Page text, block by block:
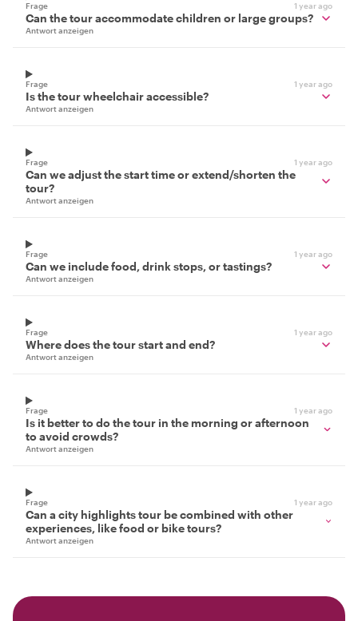
Frage 1 year ago
Can the tour accommodate children or large groups?
Antwort anzeigen
Frage 1 year ago
Is the tour wheelchair accessible?
Antwort anzeigen
Frage 1 year ago
Can we adjust the start time or extend/shorten the
tour?
Antwort anzeigen
Frage 1 year ago
Can we include food, drink stops, or tastings?
Antwort anzeigen
Frage 1 year ago
Where does the tour start and end?
Antwort anzeigen
Frage 1 year ago
Is it better to do the tour in the morning or afternoon
to avoid crowds?
Antwort anzeigen
Frage 1 year ago
Can a city highlights tour be combined with other
experiences, like food or bike tours?
Antwort anzeigen